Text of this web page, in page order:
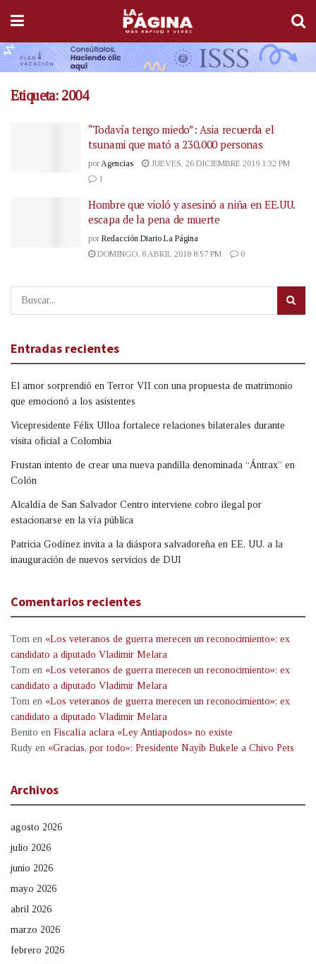
Etiqueta: 2004
“Todavía tengo miedo”: Asia recuerda el
tsunami que mató a 230.000 personas
por Agencias
JUEVES, 26 DICIEMBRE 2019 1:32 PM
1
Hombre que violó y asesinó a niña en EE.UU.
escapa de la pena de muerte
por Redacción Diario La Página
DOMINGO, 8 ABRIL 2018 8:57 PM
0
Entradas recientes
El amor sorprendió en Terror VII con una propuesta de matrimonio
que emocionó a los asistentes
Vicepresidente Félix Ulloa fortalece relaciones bilaterales durante
visita oficial a Colombia
Frustan intento de crear una nueva pandilla denominada “Ántrax” en
Colón
Alcaldía de San Salvador Centro interviene cobro ilegal por
estacionarse en la vía pública
Patricia Godínez invita a la diáspora salvadoreña en EE. UU. a la
inauguración de nuevos servicios de DUI
Comentarios recientes
Tom en «Los veteranos de guerra merecen un reconocimiento»: ex
candidato a diputado Vladimir Melara
Tom en «Los veteranos de guerra merecen un reconocimiento»: ex
candidato a diputado Vladimir Melara
Tom en «Los veteranos de guerra merecen un reconocimiento»: ex
candidato a diputado Vladimir Melara
Benito en Fiscalía aclara «Ley Antiapodos» no existe
Rudy en «Gracias, por todo»: Presidente Nayib Bukele a Chivo Pets
Archivos
agosto 2026
julio 2026
junio 2026
mayo 2026
abril 2026
marzo 2026
febrero 2026